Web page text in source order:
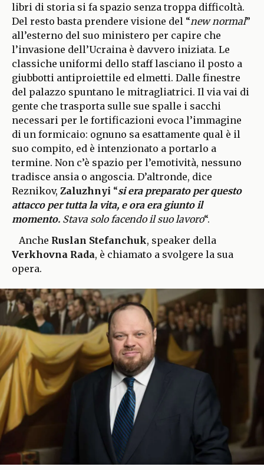
libri di storia si fa spazio senza troppa difficoltà.
Del resto basta prendere visione del “new normal”
all’esterno del suo ministero per capire che
l’invasione dell’Ucraina è davvero iniziata. Le
classiche uniformi dello staff lasciano il posto a
giubbotti antiproiettile ed elmetti. Dalle finestre
del palazzo spuntano le mitragliatrici. Il via vai di
gente che trasporta sulle sue spalle i sacchi
necessari per le fortificazioni evoca l’immagine
di un formicaio: ognuno sa esattamente qual è il
suo compito, ed è intenzionato a portarlo a
termine. Non c’è spazio per l’emotività, nessuno
tradisce ansia o angoscia. D’altronde, dice
Reznikov, Zaluzhnyi “si era preparato per questo
attacco per tutta la vita, e ora era giunto il
momento. Stava solo facendo il suo lavoro“.
Anche Ruslan Stefanchuk, speaker della
Verkhovna Rada, è chiamato a svolgere la sua
opera.